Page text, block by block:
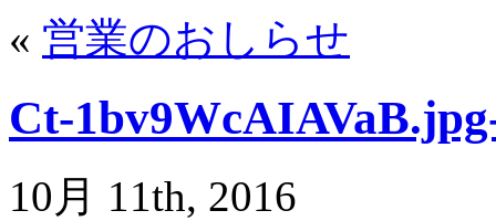
« 営業のおしらせ
Ct-
10月 11th, 2016